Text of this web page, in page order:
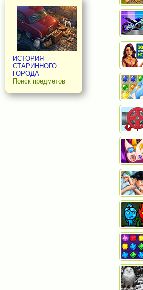
ИСТОРИЯ
СТАРИННОГО
ГОРОДА
Поиск предметов